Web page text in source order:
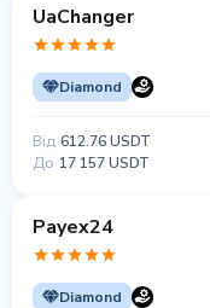
UaChanger
Diamond
Від 612.76 USDT
До 17 157 USDT
Payex24
Diamond